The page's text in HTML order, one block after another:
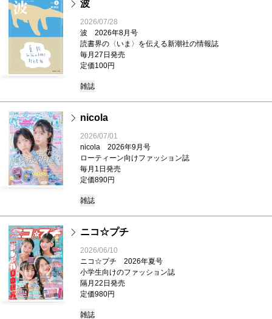
波
2026/07/28
波 2026年8月号
読書界の〈いま〉を伝える新潮社の情報誌
毎月27日発売
定価100円
雑誌
nicola
2026/07/01
nicola 2026年9月号
ローティーン向けファッション誌
毎月1日発売
定価890円
雑誌
ニコ☆プチ
2026/06/10
ニコ☆プチ 2026年夏号
小学生向けのファッション誌
隔月22日発売
定価980円
雑誌